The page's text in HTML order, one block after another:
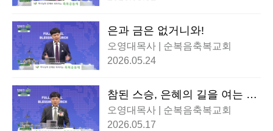
은과 금은 없거니와!
오영대목사 | 순복음축복교회
2026.05.24
참된 스승, 은혜의 길을 여는 이
정표!
오영대목사 | 순복음축복교회
2026.05.17